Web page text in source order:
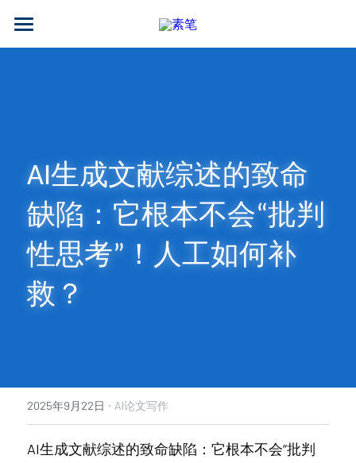
AI论文写作
AI工具箱
免费论文查重
AI知识专栏
免费福利
AI生成文献综述的致命
缺陷：它根本不会“批判
性思考”！人工如何补
救？
2025年9月22日 · AI论文写作
AI生成文献综述的致命缺陷：它根本不会“批判